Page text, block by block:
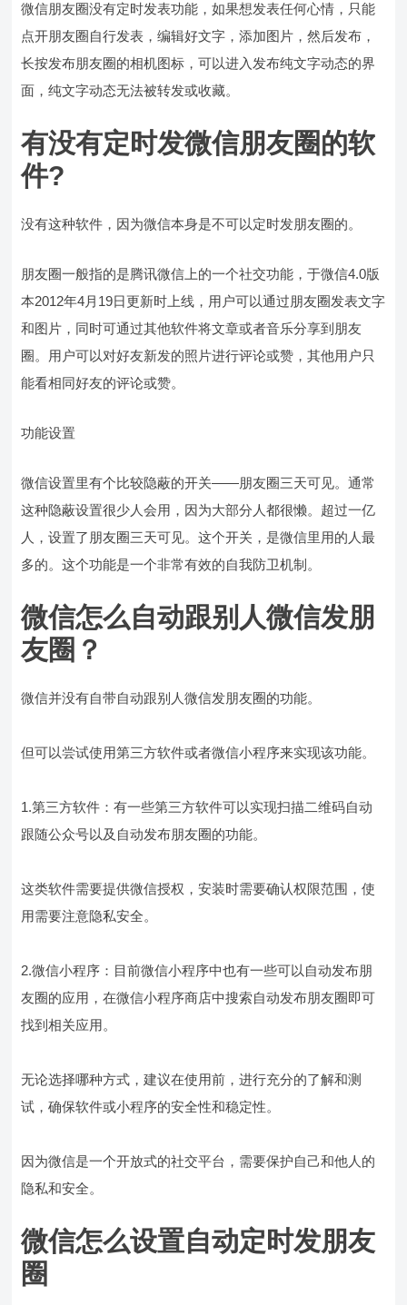
微信朋友圈没有定时发表功能，如果想发表任何心情，只能
点开朋友圈自行发表，编辑好文字，添加图片，然后发布，
长按发布朋友圈的相机图标，可以进入发布纯文字动态的界
面，纯文字动态无法被转发或收藏。
有没有定时发微信朋友圈的软
件?
没有这种软件，因为微信本身是不可以定时发朋友圈的。
朋友圈一般指的是腾讯微信上的一个社交功能，于微信4.0版
本2012年4月19日更新时上线，用户可以通过朋友圈发表文字
和图片，同时可通过其他软件将文章或者音乐分享到朋友
圈。用户可以对好友新发的照片进行评论或赞，其他用户只
能看相同好友的评论或赞。
功能设置
微信设置里有个比较隐蔽的开关——朋友圈三天可见。通常
这种隐蔽设置很少人会用，因为大部分人都很懒。超过一亿
人，设置了朋友圈三天可见。这个开关，是微信里用的人最
多的。这个功能是一个非常有效的自我防卫机制。
微信怎么自动跟别人微信发朋
友圈？
微信并没有自带自动跟别人微信发朋友圈的功能。
但可以尝试使用第三方软件或者微信小程序来实现该功能。
1.第三方软件：有一些第三方软件可以实现扫描二维码自动
跟随公众号以及自动发布朋友圈的功能。
这类软件需要提供微信授权，安装时需要确认权限范围，使
用需要注意隐私安全。
2.微信小程序：目前微信小程序中也有一些可以自动发布朋
友圈的应用，在微信小程序商店中搜索自动发布朋友圈即可
找到相关应用。
无论选择哪种方式，建议在使用前，进行充分的了解和测
试，确保软件或小程序的安全性和稳定性。
因为微信是一个开放式的社交平台，需要保护自己和他人的
隐私和安全。
微信怎么设置自动定时发朋友
圈